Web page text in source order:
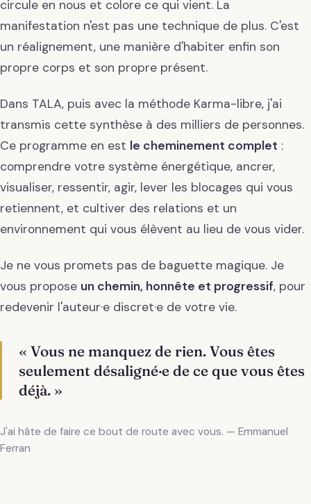
circule en nous et colore ce qui vient. La
manifestation n'est pas une technique de plus. C'est
un réalignement, une manière d'habiter enfin son
propre corps et son propre présent.
Dans TALA, puis avec la méthode Karma-libre, j'ai
transmis cette synthèse à des milliers de personnes.
Ce programme en est le cheminement complet :
comprendre votre système énergétique, ancrer,
visualiser, ressentir, agir, lever les blocages qui vous
retiennent, et cultiver des relations et un
environnement qui vous élèvent au lieu de vous vider.
Je ne vous promets pas de baguette magique. Je
vous propose un chemin, honnête et progressif, pour
redevenir l'auteur·e discret·e de votre vie.
« Vous ne manquez de rien. Vous êtes
seulement désaligné·e de ce que vous êtes
déjà. »
J'ai hâte de faire ce bout de route avec vous. — Emmanuel
Ferran